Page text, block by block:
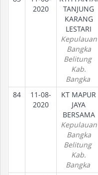
2020
TANJUNG
KARANG
LESTARI
Kepulauan
Bangka
Belitung
Kab.
Bangka
84
11-08-
2020
KT MAPUR
JAYA
BERSAMA
Kepulauan
Bangka
Belitung
Kab.
Bangka